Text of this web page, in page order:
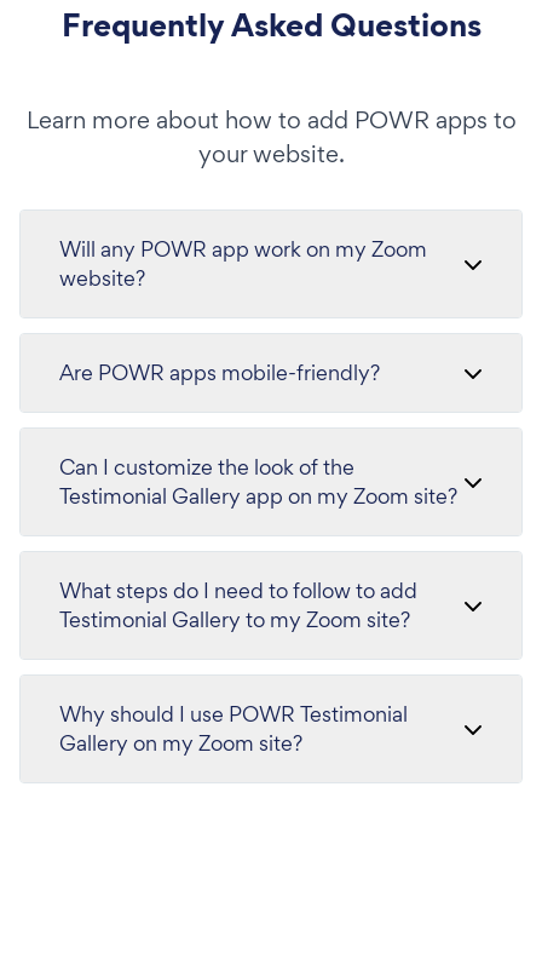
Frequently Asked Questions
Learn more about how to add POWR apps to
your website.
Will any POWR app work on my Zoom
website?
Are POWR apps mobile-friendly?
Can I customize the look of the
Testimonial Gallery app on my Zoom site?
What steps do I need to follow to add
Testimonial Gallery to my Zoom site?
Why should I use POWR Testimonial
Gallery on my Zoom site?